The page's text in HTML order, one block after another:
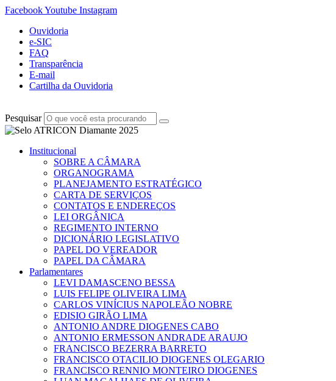
FacebookYoutube Instagram
Ouvidoria
e-SIC
FAQ
Transparência
E-mail
Cartilha da Ouvidoria
Pesquisar
Institucional
SOBRE A CÂMARA
ORGANOGRAMA
PLANEJAMENTO ESTRATÉGICO
CARTA DE SERVIÇOS
CONTATOS E ENDEREÇOS
LEI ORGÂNICA
REGIMENTO INTERNO
DICIONÁRIO LEGISLATIVO
PAPEL DO VEREADOR
PAPEL DA CÂMARA
Parlamentares
LEVI DAMASCENO BESSA
LUIS FELIPE OLIVEIRA LIMA
CARLOS VINÍCIUS NAPOLEÃO NOBRE
EDISIO GIRÃO LIMA
ANTONIO ANDRE DIOGENES CABO
ANTONIO ERMESSON ANDRADE ARAUJO
FRANCISCO BEZERRA BARRETO
FRANCISCO OTACILIO DIOGENES OLEGARIO
FRANCISCO RENNIO MONTEIRO DIOGENES